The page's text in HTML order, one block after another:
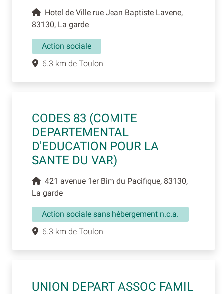
Hotel de Ville rue Jean Baptiste Lavene,
83130, La garde
Action sociale
6.3 km de Toulon
CODES 83 (COMITE
DEPARTEMENTAL
D'EDUCATION POUR LA
SANTE DU VAR)
421 avenue 1er Bim du Pacifique, 83130,
La garde
Action sociale sans hébergement n.c.a.
6.3 km de Toulon
UNION DEPART ASSOC FAMIL